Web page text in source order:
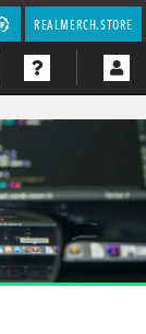
REALMERCH.STORE